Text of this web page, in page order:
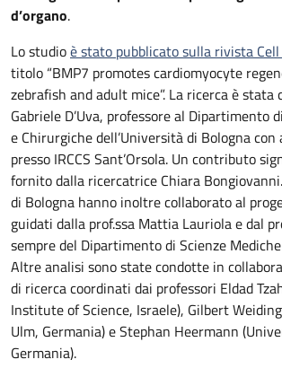
d’organo.
Lo studioè stato pubblicato sulla rivista
titolo “BMP7 promotes cardiomyocyte
zebrafish and adult mice”. La ricerca è stata
Gabriele D’Uva, professore al Dipartimento
e Chirurgiche dell’Università di Bologna
presso IRCCS Sant’Orsola. Un contributo
fornito dalla ricercatrice Chiara
di Bologna hanno inoltre collaborato al
guidati dalla prof.ssa Mattia Lauriola e dal
sempre del Dipartimento di Scienze
Altre analisi sono state condotte in
di ricerca coordinati dai professori Eldad
Institute of Science, Israele), Gilbert
Ulm, Germania) e Stephan Heermann
Germania).